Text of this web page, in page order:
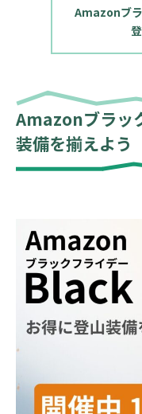
Amazonブ
Amazonブラッ
装備を揃えよう